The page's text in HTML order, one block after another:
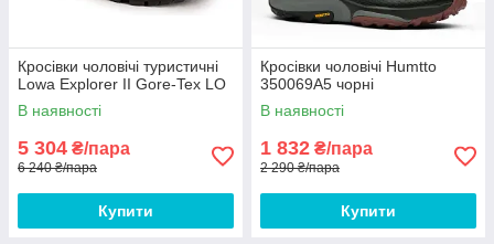
Кросівки чоловічі туристичні
Lowa Explorer II Gore-Teх LO
В наявності
5 304 ₴/пара
6 240 ₴/пара
Купити
Кросівки чоловічі Humtto
350069A5 чорні
В наявності
1 832 ₴/пара
2 290 ₴/пара
Купити